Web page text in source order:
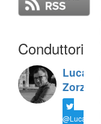
Conduttori
Luca
Zorzi
@LucaTNT